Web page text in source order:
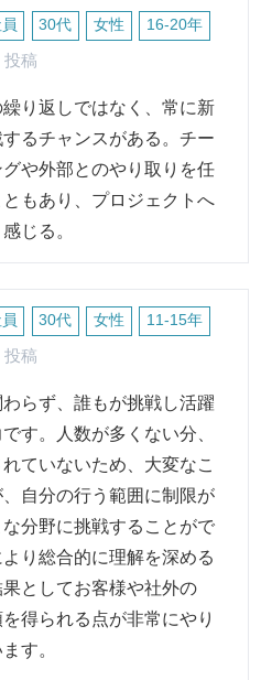
30代 女性 16-20年
投稿
り返しではなく、常に新
るチャンスがある。チー
や外部とのやり取りを任
もあり、プロジェクトへ
じる。
30代 女性 11-15年
投稿
らず、誰もが挑戦し活躍
す。人数が多くない分、
ていないため、大変なこ
自分の行う範囲に制限が
分野に挑戦することがで
り総合的に理解を深める
としてお客様や社外の
得られる点が非常にやり
す。